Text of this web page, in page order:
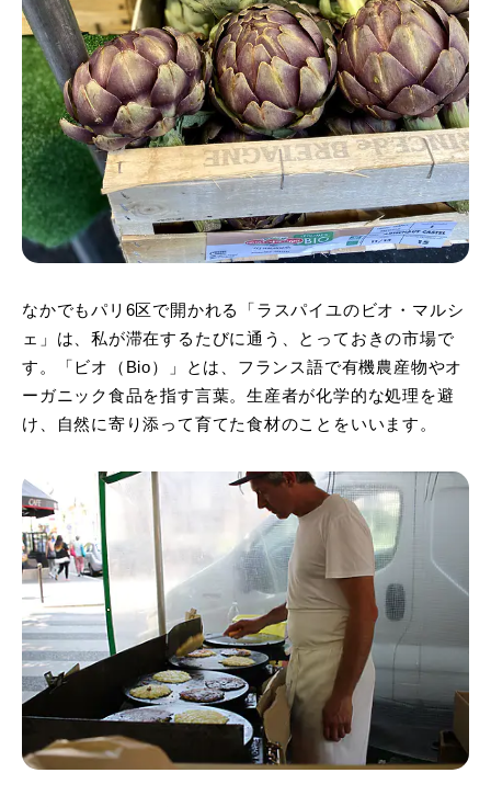
なかでもパリ6区で開かれる「ラスパイユのビオ・マルシ
ェ」は、私が滞在するたびに通う、とっておきの市場で
す。「ビオ（Bio）」とは、フランス語で有機農産物やオ
ーガニック食品を指す言葉。生産者が化学的な処理を避
け、自然に寄り添って育てた食材のことをいいます。